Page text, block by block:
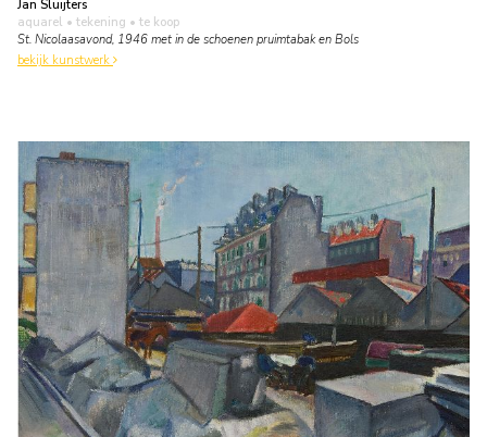
Jan Sluijters
aquarel • tekening • te koop
St. Nicolaasavond, 1946 met in de schoenen pruimtabak en Bols
bekijk kunstwerk